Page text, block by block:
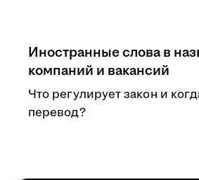
Иностранные слова в
компаний и вакансий
Что регулирует закон и
перевод?